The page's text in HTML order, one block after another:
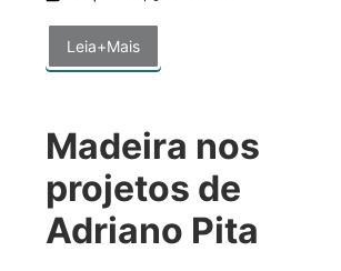
Leia+Mais
Madeira nos
projetos de
Adriano Pita